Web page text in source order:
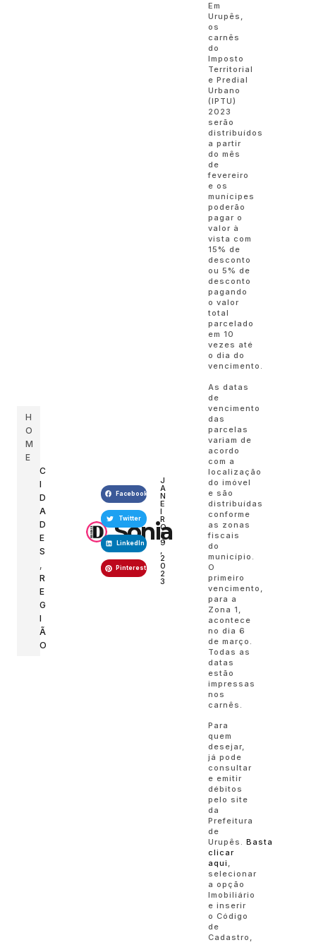
H
O
M
E
C
I
D
A
D
E
S
,
R
E
G
I
Ã
O
Sonia
Facebook
Twitter
LinkedIn
Pinterest
J
A
N
E
I
R
O
2
9
,
2
0
2
3
Em
Urupês,
os
carnês
do
Imposto
Territorial
e Predial
Urbano
(IPTU)
2023
serão
distribuídos
a partir
do mês
de
fevereiro
e os
munícipes
poderão
pagar o
valor à
vista com
15% de
desconto
ou 5% de
desconto
pagando
o valor
total
parcelado
em 10
vezes até
o dia do
vencimento.
As datas
de
vencimento
das
parcelas
variam de
acordo
com a
localização
do imóvel
e são
distribuídas
conforme
as zonas
fiscais
do
município.
O
primeiro
vencimento,
para a
Zona 1,
acontece
no dia 6
de março.
Todas as
datas
estão
impressas
nos
carnês.
Para
quem
desejar,
já pode
consultar
e emitir
débitos
pelo site
da
Prefeitura
de
Urupês. Basta
clicar
aqui ,
selecionar
a opção
Imobiliário
e inserir
o Código
de
Cadastro,